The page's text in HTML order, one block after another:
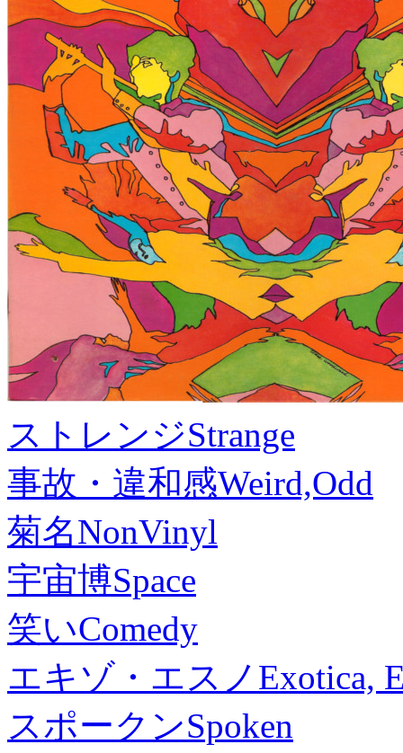
ストレンジStrange
事故・違和感Weird,Odd
菊名NonVinyl
宇宙博Space
笑いComedy
エキゾ・エスノ Exotica,
スポークンSpoken